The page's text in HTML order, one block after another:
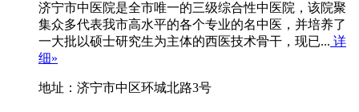
济宁市中医院是全市唯一的三级综合性中医院，该院聚
集众多代表我市高水平的各个专业的名中医，并培养了
一大批以硕士研究生为主体的西医技术骨干，现已... 详
细»
地址：济宁市中区环城北路3号